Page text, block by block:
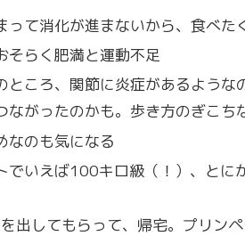
って消化が進まないから、食べた
そらく肥満と運動不足
ところ、関節に炎症があるような
ながったのかも。歩き方のぎこち
なのも気になる
でいえば100キロ級（！）、とに
出してもらって、帰宅。プリン